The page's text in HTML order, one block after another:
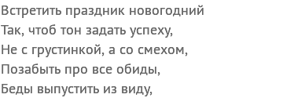
Встретить праздник новогодний
Так, чтоб тон задать успеху,
Не с грустинкой, а со смехом,
Позабыть про все обиды,
Беды выпустить из виду,